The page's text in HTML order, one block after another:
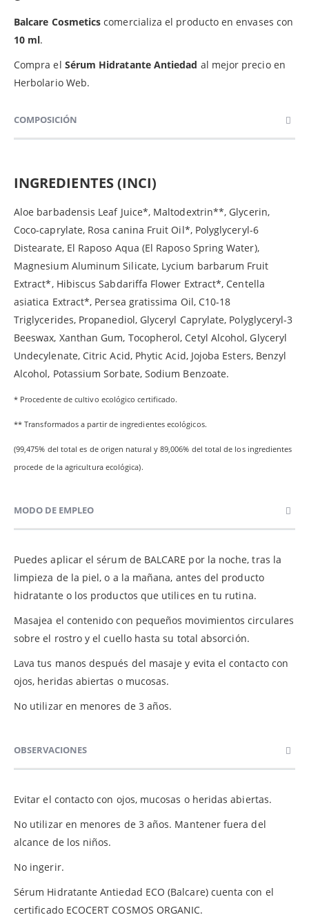
Balcare Cosmetics comercializa el producto en envases con
10 ml.
Compra el Sérum Hidratante Antiedad al mejor precio en
Herbolario Web.
COMPOSICIÓN
INGREDIENTES (INCI)
Aloe barbadensis Leaf Juice*, Maltodextrin**, Glycerin,
Coco-caprylate, Rosa canina Fruit Oil*, Polyglyceryl-6
Distearate, El Raposo Aqua (El Raposo Spring Water),
Magnesium Aluminum Silicate, Lycium barbarum Fruit
Extract*, Hibiscus Sabdariffa Flower Extract*, Centella
asiatica Extract*, Persea gratissima Oil, C10-18
Triglycerides, Propanediol, Glyceryl Caprylate, Polyglyceryl-3
Beeswax, Xanthan Gum, Tocopherol, Cetyl Alcohol, Glyceryl
Undecylenate, Citric Acid, Phytic Acid, Jojoba Esters, Benzyl
Alcohol, Potassium Sorbate, Sodium Benzoate.
* Procedente de cultivo ecológico certificado.
** Transformados a partir de ingredientes ecológicos.
(99,475% del total es de origen natural y 89,006% del total de los ingredientes
procede de la agricultura ecológica).
MODO DE EMPLEO
Puedes aplicar el sérum de BALCARE por la noche, tras la
limpieza de la piel, o a la mañana, antes del producto
hidratante o los productos que utilices en tu rutina.
Masajea el contenido con pequeños movimientos circulares
sobre el rostro y el cuello hasta su total absorción.
Lava tus manos después del masaje y evita el contacto con
ojos, heridas abiertas o mucosas.
No utilizar en menores de 3 años.
OBSERVACIONES
Evitar el contacto con ojos, mucosas o heridas abiertas.
No utilizar en menores de 3 años. Mantener fuera del
alcance de los niños.
No ingerir.
Sérum Hidratante Antiedad ECO (Balcare) cuenta con el
certificado ECOCERT COSMOS ORGANIC.